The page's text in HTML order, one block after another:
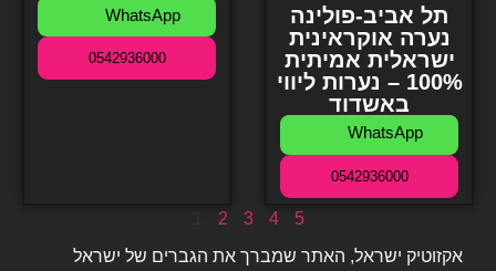
WhatsApp
0542936000
תל אביב-פולינה
נערה אוקראינית
ישראלית אמיתית
100% – נערות ליווי
באשדוד
WhatsApp
0542936000
2 3 4
5
אקזוטיק ישראל, האתר שמברך את הגברים של ישראל